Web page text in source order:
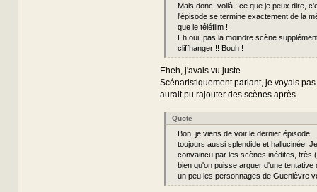
Mais donc, voilà : ce que je peux dire,
l'épisode se termine exactement de la
que le téléfilm !
Eh oui, pas la moindre scène
cliffhanger !! Bouh !
Eheh, j'avais vu juste.
Scénaristiquement parlant, je voyais
aurait pu rajouter des scènes après.
Quote
Bon, je viens de voir le dernier
toujours aussi splendide et hallucinée.
convaincu par les scènes inédites, très
bien qu'on puisse arguer d'une tentative
un peu les personnages de Guenièvre